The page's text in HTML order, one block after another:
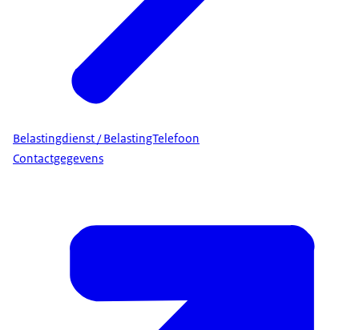
Belastingdienst / BelastingTelefoon
Contactgegevens